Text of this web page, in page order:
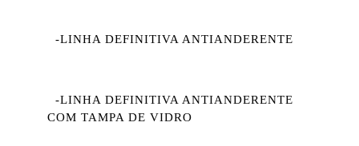
-LINHA DEFINITIVA ANTIANDERENTE
-LINHA DEFINITIVA ANTIANDERENTE
COM TAMPA DE VIDRO